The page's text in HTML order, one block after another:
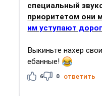
специальный
приоритетом они
им уступают
Выкиньте нахер
ебанные!
6 0 ответить